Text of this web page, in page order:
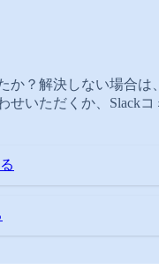
か？解決しない場合は
せいただくか、Slackコ